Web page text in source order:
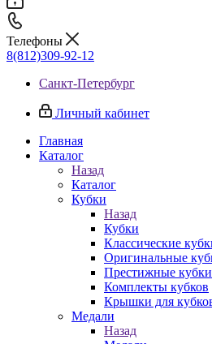
Телефоны
8(812)309-92-12
Санкт-Петербург
Личный кабинет
Главная
Каталог
Назад
Каталог
Кубки
Назад
Кубки
Классические
Оригинальные
Престижные кубки
Комплекты кубков
Крышки для
Медали
Назад